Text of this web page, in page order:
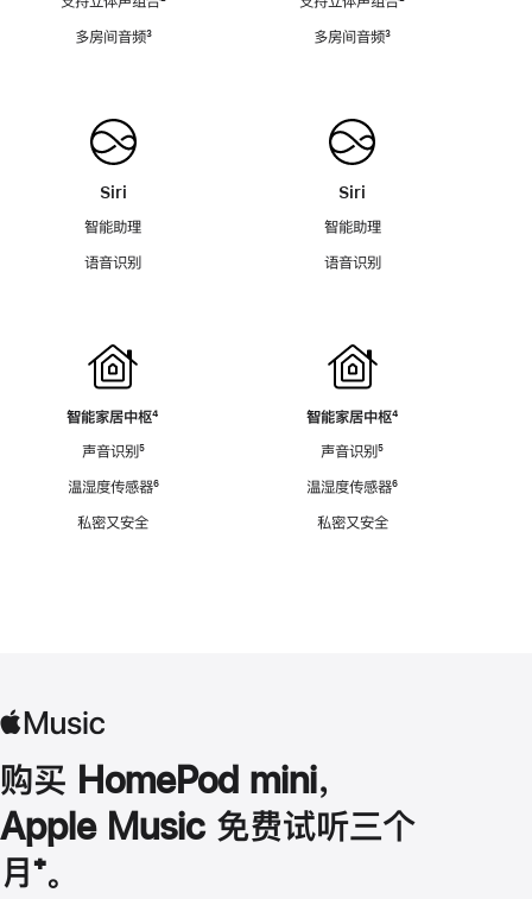
多房间音频脚
³
Siri
智能助理
语音识别
智能家居中枢脚
⁴
声音识别脚
⁵
温湿度传感器脚
⁶
私密又安全
多房间音频脚
³
Siri
智能助理
语音识别
智能家居中枢脚
⁴
声音识别脚
⁵
温湿度传感器脚
⁶
私密又安全
购买 HomePod mini，
Apple Music 免费试听三个
月 脚
⁺。